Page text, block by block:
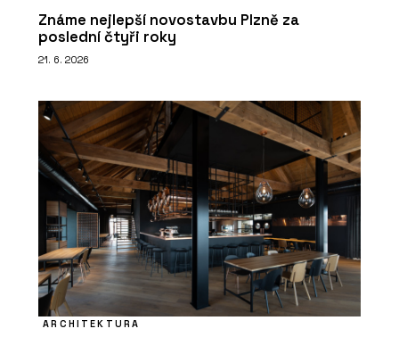
Známe nejlepší novostavbu Plzně za
poslední čtyři roky
21. 6. 2026
ARCHITEKTURA